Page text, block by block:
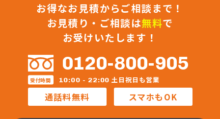
株式会社バンノ
株式会社フジプロ
株式会社フジプロ刈谷営業所
株式会社ホームガス東海
株式会社ホームガス東海 楽田ショップ
株式会社マルエイ名古屋支店
株式会社マルコー
株式会社マルハチ
株式会社マルマン
お得なお見積からご相談まで！
お見積り・ご相談は無料で
お受けいたします！
0120-800-905
受付時間 10:00 - 22:00 土日祝日も営業
通話料無料 スマホもOK